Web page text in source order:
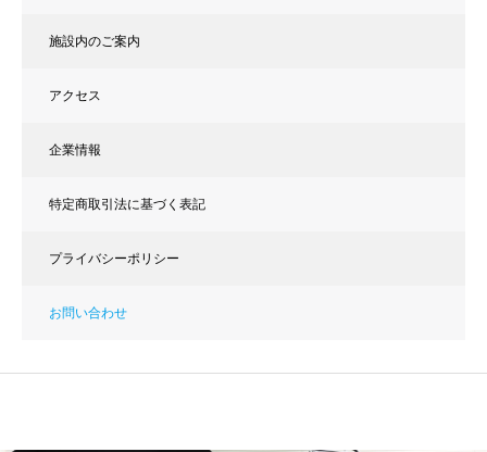
施設内のご案内
アクセス
企業情報
特定商取引法に基づく表記
プライバシーポリシー
お問い合わせ